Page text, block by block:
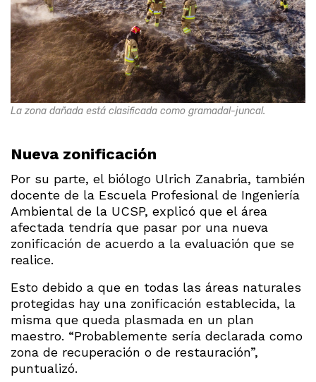
La zona dañada está clasificada como gramadal-juncal.
Nueva zonificación
Por su parte, el biólogo Ulrich Zanabria, también
docente de la Escuela Profesional de Ingeniería
Ambiental de la UCSP, explicó que el área
afectada tendría que pasar por una nueva
zonificación de acuerdo a la evaluación que se
realice.
Esto debido a que en todas las áreas naturales
protegidas hay una zonificación establecida, la
misma que queda plasmada en un plan
maestro. “Probablemente sería declarada como
zona de recuperación o de restauración”,
puntualizó.